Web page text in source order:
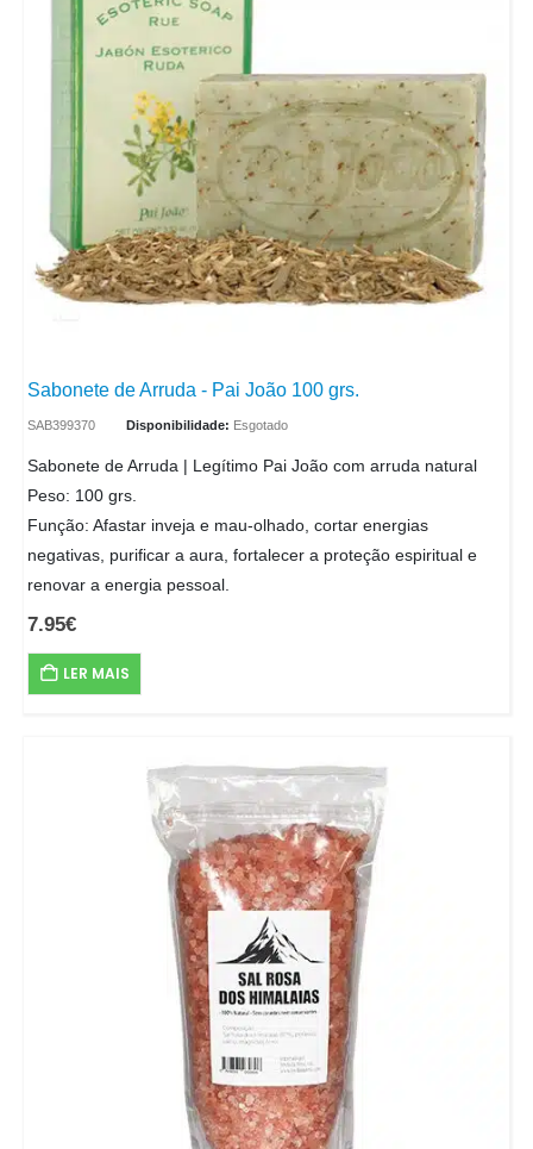
Sabonete de Arruda - Pai João 100 grs.
SAB399370 Disponibilidade: Esgotado
Sabonete de Arruda | Legítimo Pai João com arruda natural
Peso: 100 grs.
Função: Afastar inveja e mau-olhado, cortar energias
negativas, purificar a aura, fortalecer a proteção espiritual e
renovar a energia pessoal.
7.95€
LER MAIS